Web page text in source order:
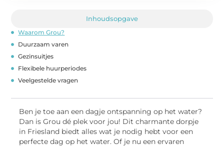
Inhoudsopgave
Waarom Grou?
Duurzaam varen
Gezinsuitjes
Flexibele huurperiodes
Veelgestelde vragen
Ben je toe aan een dagje ontspanning op het water?
Dan is Grou dé plek voor jou! Dit charmante dorpje
in Friesland biedt alles wat je nodig hebt voor een
perfecte dag op het water. Of je nu een ervaren